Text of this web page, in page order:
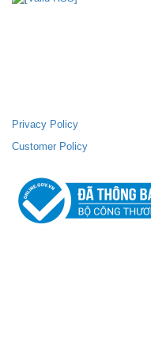
Privacy Policy
Customer Policy